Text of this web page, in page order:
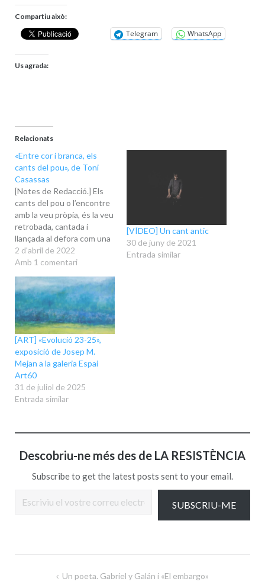
Compartiu això:
Telegram WhatsApp
Us agrada:
Relacionats
«Entre cor i branca, els
cants del pou», de Toni
Casassas
[Notes de Redacció.] Els
cants del pou o l’encontre
amb la veu pròpia, és la veu
retrobada, cantada i
llançada al defora com una
brama, o una crida. És una
veu nova i antiga alhora
cants antics catalans. Un
crit o un lament que surt…
2 d'abril de 2022
Amb 1 comentari
[VÍDEO] Un cant antic
30 de juny de 2021
Entrada similar
[ART] «Evolució 23-25»,
exposició de Josep M.
Mejan a la galeria Espai
Art60
31 de juliol de 2025
Entrada similar
Descobriu-ne més des de LA RESISTÈNCIA
Subscribe to get the latest posts sent to your email.
SUBSCRIU-ME
NavegacióUn poeta. Gabriel y Galán i «El embargo»